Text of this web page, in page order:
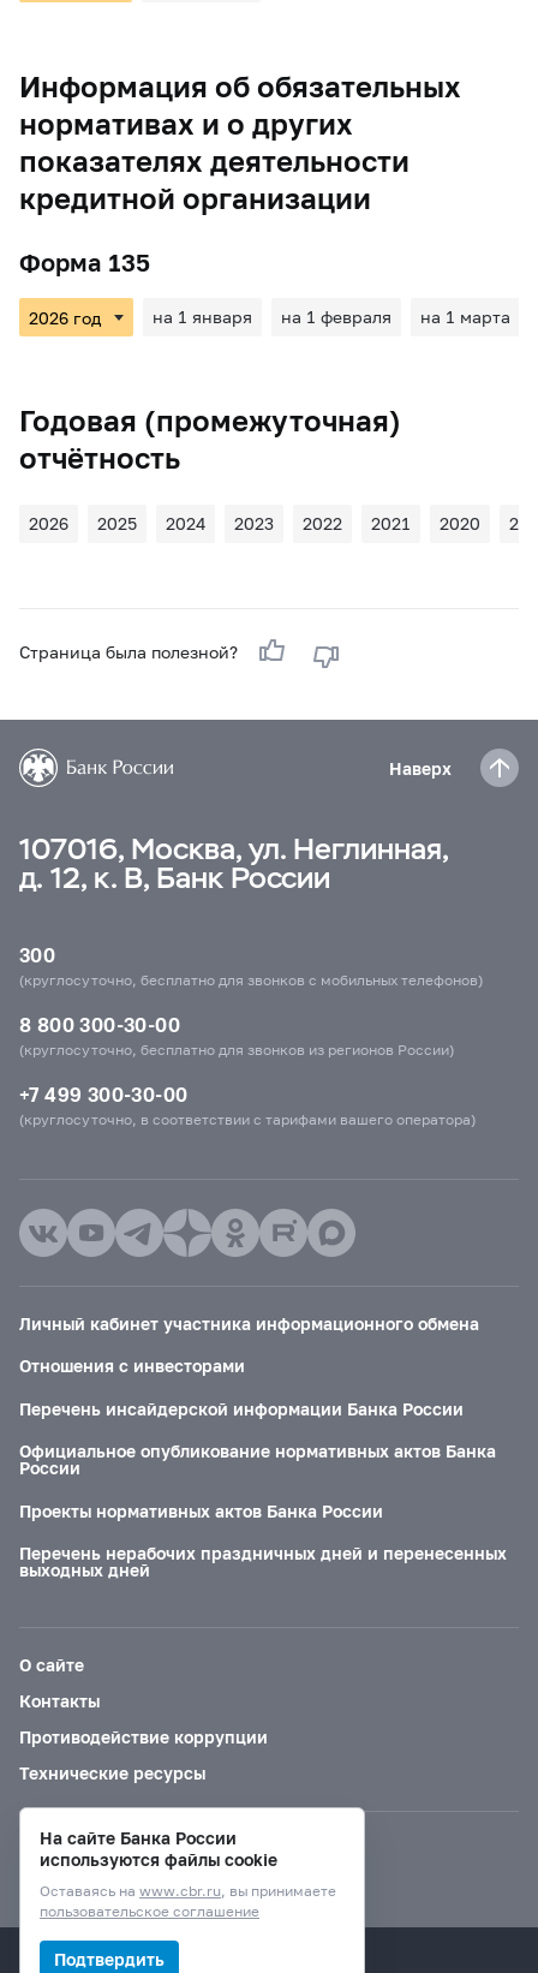
Информация об обязательных
нормативах и о других
показателях деятельности
кредитной организации
Форма 135
на 1 января на 1 февраля на 1 марта
Годовая (промежуточная)
отчётность
2026 2025 2024 2023 2022 2021 2020
Страница была полезной?
Наверх
107016, Москва, ул. Неглинная,
д. 12, к. В, Банк России
300
(круглосуточно, бесплатно для звонков с мобильных телефонов)
8 800 300-30-00
(круглосуточно, бесплатно для звонков из регионов России)
+7 499 300-30-00
(круглосуточно, в соответствии с тарифами вашего оператора)
Личный кабинет участника информационного обмена
Отношения с инвесторами
Перечень инсайдерской информации Банка России
Официальное опубликование нормативных актов Банка
России
Проекты нормативных актов Банка России
Перечень нерабочих праздничных дней и перенесенных
выходных дней
О сайте
Контакты
Противодействие коррупции
Технические ресурсы
Версия для слабовидящих
© Банк России, 2000–2026.
На сайте Банка России
используются файлы cookie
Оставаясь на www.cbr.ru, вы принимаете
пользовательское соглашение
Подтвердить